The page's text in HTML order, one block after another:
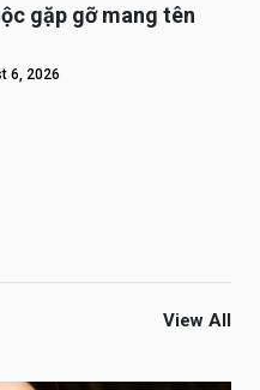
gặp gỡ mang tên
6, 2026
View All